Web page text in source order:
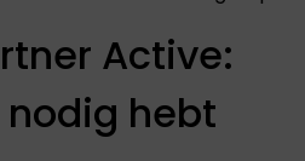
Active:
hebt